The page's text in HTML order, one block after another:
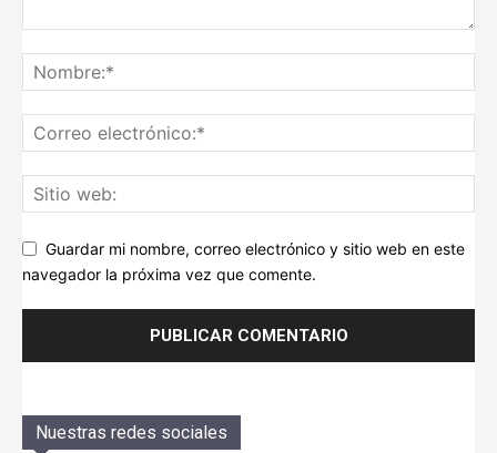
Guardar mi nombre, correo electrónico y sitio web en este
navegador la próxima vez que comente.
Nuestras redes sociales